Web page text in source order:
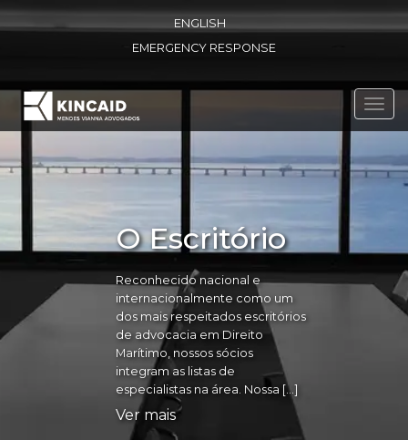
ENGLISH
EMERGENCY RESPONSE
O Escritório
Reconhecido nacional e
internacionalmente como um
dos mais respeitados escritórios
de advocacia em Direito
Marítimo, nossos sócios
integram as listas de
especialistas na área. Nossa […]
Ver mais